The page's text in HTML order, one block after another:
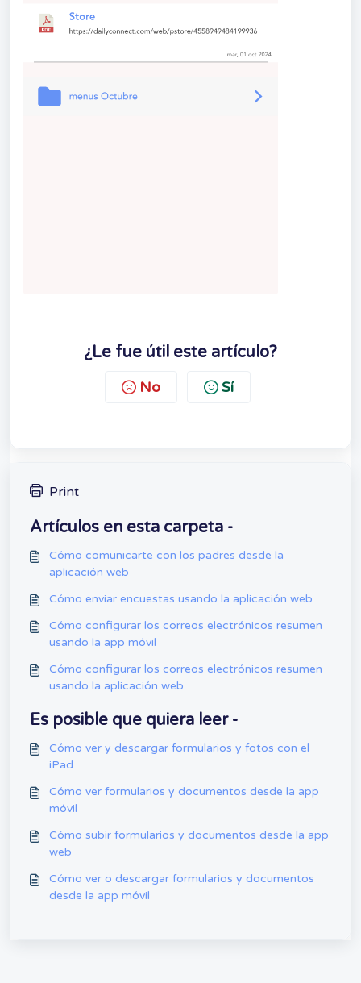
¿Le fue útil este artículo?
No Sí
Print
Artículos en esta carpeta -
Cómo comunicarte con los padres desde la
aplicación web
Cómo enviar encuestas usando la aplicación web
Cómo configurar los correos electrónicos resumen
usando la app móvil
Cómo configurar los correos electrónicos resumen
usando la aplicación web
Es posible que quiera leer -
Cómo ver y descargar formularios y fotos con el
iPad
Cómo ver formularios y documentos desde la app
móvil
Cómo subir formularios y documentos desde la app
web
Cómo ver o descargar formularios y documentos
desde la app móvil